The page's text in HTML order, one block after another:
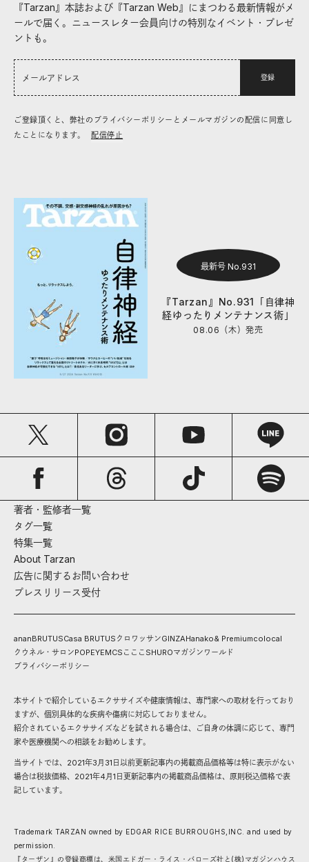
『Tarzan』本誌および『Tarzan Web』にまつわる最新情報がメ
ールで届く。ニュースレター会員向けの特別なイベント・プレゼ
ントも。
登録
ご登録頂くと、弊社のプライバシーポリシーとメールマガジンの配信に同意し
たことになります。
配信停止
最新号 No.931
『Tarzan』No.931「自律神
経ゆったりメンテナンス術」
08.06（木）発売
著者・監修者一覧
タグ一覧
特集一覧
About Tarzan
広告に関するお問い合わせ
プレスリリース受付
ananBRUTUSCasa BRUTUS クロワッサンGINZAHanako& Premiumcolocal
クウネル・サロンPOPEYEMCS こここ SHUROマガジンワールド
プライバシーポリシー
本サイトで紹介しているエクササイズや健康情報は、専門家への取材を行っており
ますが、個別具体的な疾病や傷病に対応しておりません。
紹介されているエクササイズなどを試される場合は、ご自身の体調に応じて、専門
家や医療機関への相談をお勧めします。
当サイトでは、2021年3月31日以前更新記事内の掲載商品価格等は特に表示がない
場合は税抜価格、2021年4月1日更新記事内の掲載商品価格は、原則税込価格で表
記しています。
Trademark TARZAN owned by EDGAR RICE BURROUGHS,INC. and used by
permission.
『ターザン』の登録商標は、米国エドガー・ライス・バローズ社と(株)マガジンハウス